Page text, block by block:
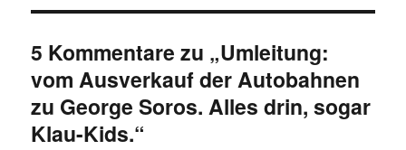
5 Kommentare zu „Umleitung:
vom Ausverkauf der Autobahnen
zu George Soros. Alles drin, sogar
Klau-Kids.“